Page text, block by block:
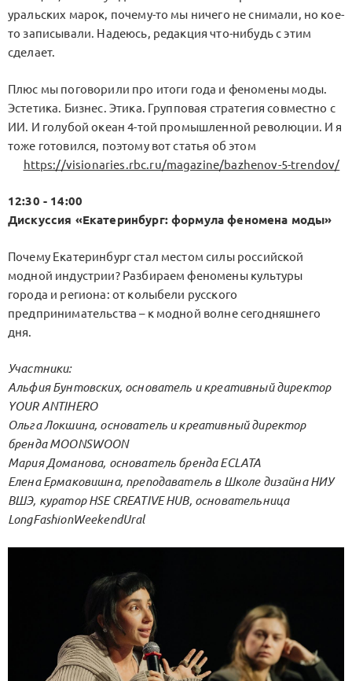
уральских марок, почему-то мы ничего не снимали, но кое-
то записывали. Надеюсь, редакция что-нибудь с этим
сделает.
Плюс мы поговорили про итоги года и феномены моды.
Эстетика. Бизнес. Этика. Групповая стратегия совместно с
ИИ. И голубой океан 4-той промышленной революции. И я
тоже готовился, поэтому вот статья об этом
https://visionaries.rbc.ru/magazine/bazhenov-5-trendov/
12:30 - 14:00
Дискуссия «Екатеринбург: формула феномена моды»
Почему Екатеринбург стал местом силы российской
модной индустрии? Разбираем феномены культуры
города и региона: от колыбели русского
предпринимательства – к модной волне сегодняшнего
дня.
Участники:
Альфия Бунтовских, основатель и креативный директор
YOUR ANTIHERO
Ольга Локшина, основатель и креативный директор
бренда MOONSWOON
Мария Доманова, основатель бренда ECLATA
Елена Ермаковишна, преподаватель в Школе дизайна НИУ
ВШЭ, куратор HSE CREATIVE HUB, основательница
LongFashionWeekendUral